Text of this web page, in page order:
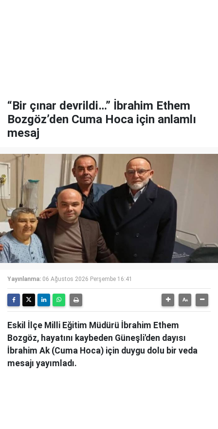
“Bir çınar devrildi…” İbrahim Ethem
Bozgöz’den Cuma Hoca için anlamlı
mesaj
Yayınlanma: 06 Ağustos 2026 Perşembe 16:41
Eskil İlçe Milli Eğitim Müdürü İbrahim Ethem
Bozgöz, hayatını kaybeden Güneşli'den dayısı
İbrahim Ak (Cuma Hoca) için duygu dolu bir veda
mesajı yayımladı.